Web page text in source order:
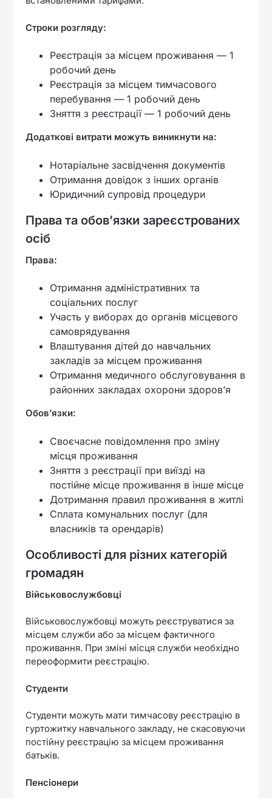
Строки розгляду:
Реєстрація за місцем проживання — 1
робочий день
Реєстрація за місцем тимчасового
перебування — 1 робочий день
Зняття з реєстрації — 1 робочий день
Додаткові витрати можуть виникнути на:
Нотаріальне засвідчення документів
Отримання довідок з інших органів
Юридичний супровід процедури
Права та обов’язки зареєстрованих
осіб
Права:
Отримання адміністративних та
соціальних послуг
Участь у виборах до органів місцевого
самоврядування
Влаштування дітей до навчальних
закладів за місцем проживання
Отримання медичного обслуговування в
районних закладах охорони здоров’я
Обов’язки:
Своєчасне повідомлення про зміну
місця проживання
Зняття з реєстрації при виїзді на
постійне місце проживання в інше місце
Дотримання правил проживання в житлі
Сплата комунальних послуг (для
власників та орендарів)
Особливості для різних категорій
громадян
Військовослужбовці
Військовослужбовці можуть реєструватися за
місцем служби або за місцем фактичного
проживання. При зміні місця служби необхідно
переоформити реєстрацію.
Студенти
Студенти можуть мати тимчасову реєстрацію в
гуртожитку навчального закладу, не скасовуючи
постійну реєстрацію за місцем проживання
батьків.
Пенсіонери